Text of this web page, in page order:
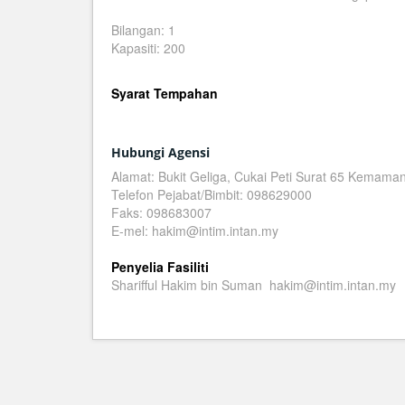
Bilangan: 1
Kapasiti: 200
Syarat Tempahan
Hubungi Agensi
Alamat: Bukit Geliga, Cukai Peti Surat 65
Telefon Pejabat/Bimbit: 098629000
Faks: 098683007
E-mel: hakim@intim.intan.my
Penyelia Fasiliti
Sharifful Hakim bin Suman hakim@intim.intan.my